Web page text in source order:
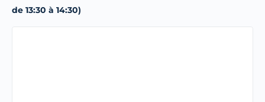
de 13:30 à 14:30)